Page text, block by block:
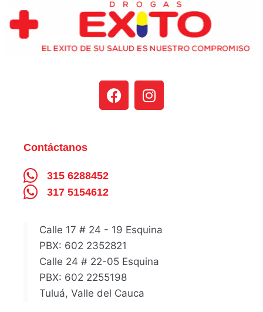
Contáctanos
315 6288452
317 5154612
Calle 17 # 24 - 19 Esquina
PBX: 602 2352821
Calle 24 # 22-05 Esquina
PBX: 602 2255198
Tuluá, Valle del Cauca